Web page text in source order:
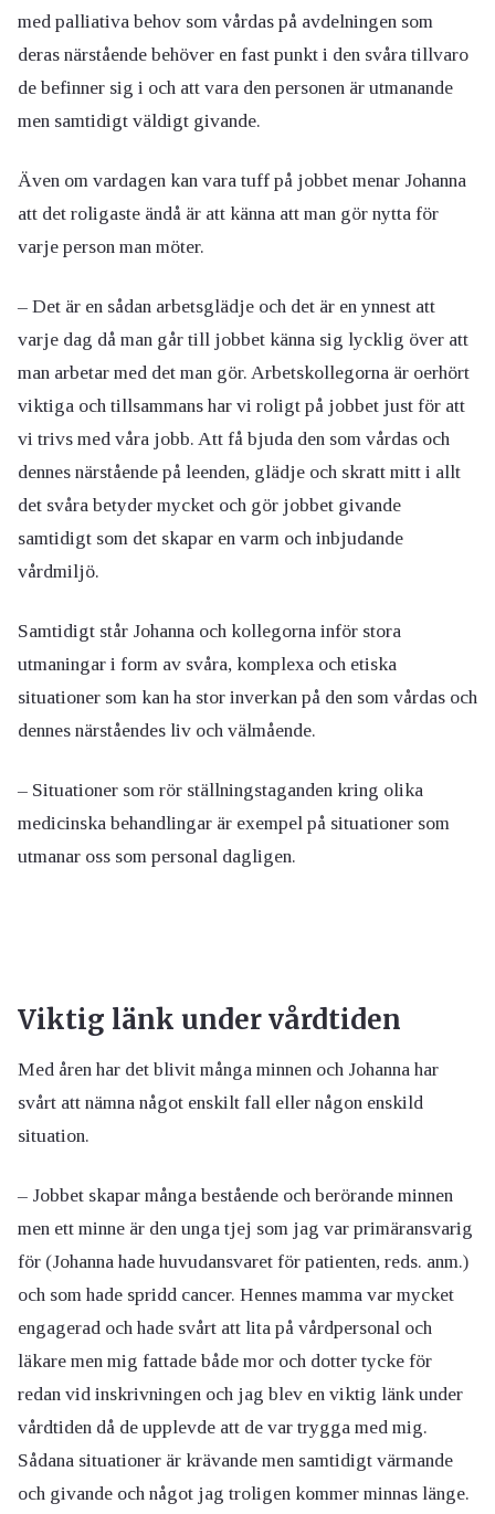
med palliativa behov som vårdas på avdelningen som
deras närstående behöver en fast punkt i den svåra tillvaro
de befinner sig i och att vara den personen är utmanande
men samtidigt väldigt givande.
Även om vardagen kan vara tuff på jobbet menar Johanna
att det roligaste ändå är att känna att man gör nytta för
varje person man möter.
– Det är en sådan arbetsglädje och det är en ynnest att
varje dag då man går till jobbet känna sig lycklig över att
man arbetar med det man gör. Arbetskollegorna är oerhört
viktiga och tillsammans har vi roligt på jobbet just för att
vi trivs med våra jobb. Att få bjuda den som vårdas och
dennes närstående på leenden, glädje och skratt mitt i allt
det svåra betyder mycket och gör jobbet givande
samtidigt som det skapar en varm och inbjudande
vårdmiljö.
Samtidigt står Johanna och kollegorna inför stora
utmaningar i form av svåra, komplexa och etiska
situationer som kan ha stor inverkan på den som vårdas och
dennes närståendes liv och välmående.
– Situationer som rör ställningstaganden kring olika
medicinska behandlingar är exempel på situationer som
utmanar oss som personal dagligen.
Viktig länk under vårdtiden
Med åren har det blivit många minnen och Johanna har
svårt att nämna något enskilt fall eller någon enskild
situation.
– Jobbet skapar många bestående och berörande minnen
men ett minne är den unga tjej som jag var primäransvarig
för (Johanna hade huvudansvaret för patienten, reds. anm.)
och som hade spridd cancer. Hennes mamma var mycket
engagerad och hade svårt att lita på vårdpersonal och
läkare men mig fattade både mor och dotter tycke för
redan vid inskrivningen och jag blev en viktig länk under
vårdtiden då de upplevde att de var trygga med mig.
Sådana situationer är krävande men samtidigt värmande
och givande och något jag troligen kommer minnas länge.